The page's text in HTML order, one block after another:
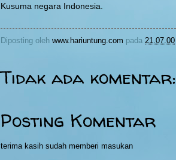
Kusuma negara Indonesia.
Diposting oleh www.hariuntung.com pada 21.07.00
Tidak ada komentar:
Posting Komentar
terima kasih sudah memberi masukan